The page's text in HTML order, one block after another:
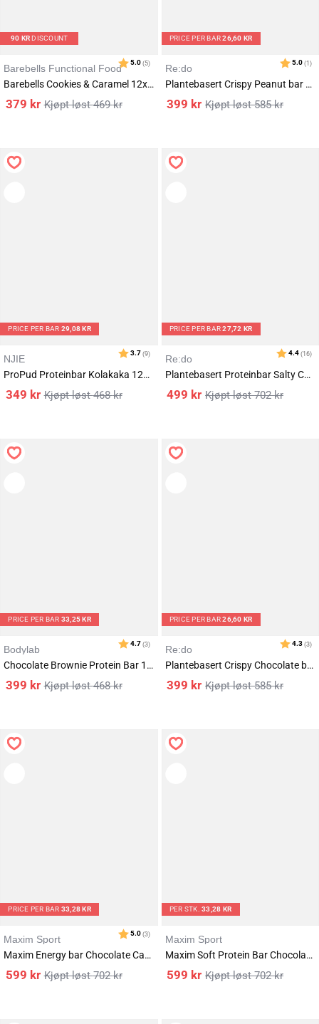
Karakter:
4.6(406)av 5 mulige
90 KRDISCOUNT
Barebells Functional Food
Barebells Cookies & Caramel 12x55g
469kr
379 kr
PRICE PER BAR26,60 KR
Re:do
Plantebasert Crispy Peanut bar 15x40g
585kr
399 kr
PRICE PER BAR 29,08 KR
NJIE
ProPud Proteinbar Kolakaka 12x55g
468kr
349 kr
PRICE PER BAR27,72 KR
Re:do
Plantebasert Proteinbar Salty Caramel 18x60g
702kr
499 kr
PRICE PER BAR 33,25 KR
Bodylab
Chocolate Brownie Protein Bar 12x55g
468kr
399 kr
PRICE PER BAR26,60 KR
Re:do
Plantebasert Crispy Chocolate bar 15x40g
585kr
399 kr
PRICE PER BAR 33,28 KR
Maxim Sport
Maxim Energy bar Chocolate Caramel 18x56g
702kr
599 kr
PER STK.33,28 KR
Maxim Sport
Maxim Soft Protein Bar Chocolate Brownie 18x55g
702kr
599 kr